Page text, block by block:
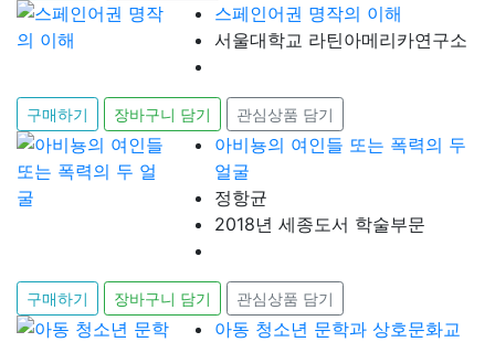
스페인어권 명작의 이해
서울대학교 라틴아메리카연구소
구매하기 장바구니 담기 관심상품 담기
아비뇽의 여인들 또는 폭력의 두
얼굴
정항균
2018년 세종도서 학술부문
구매하기 장바구니 담기 관심상품 담기
아동 청소년 문학과 상호문화교